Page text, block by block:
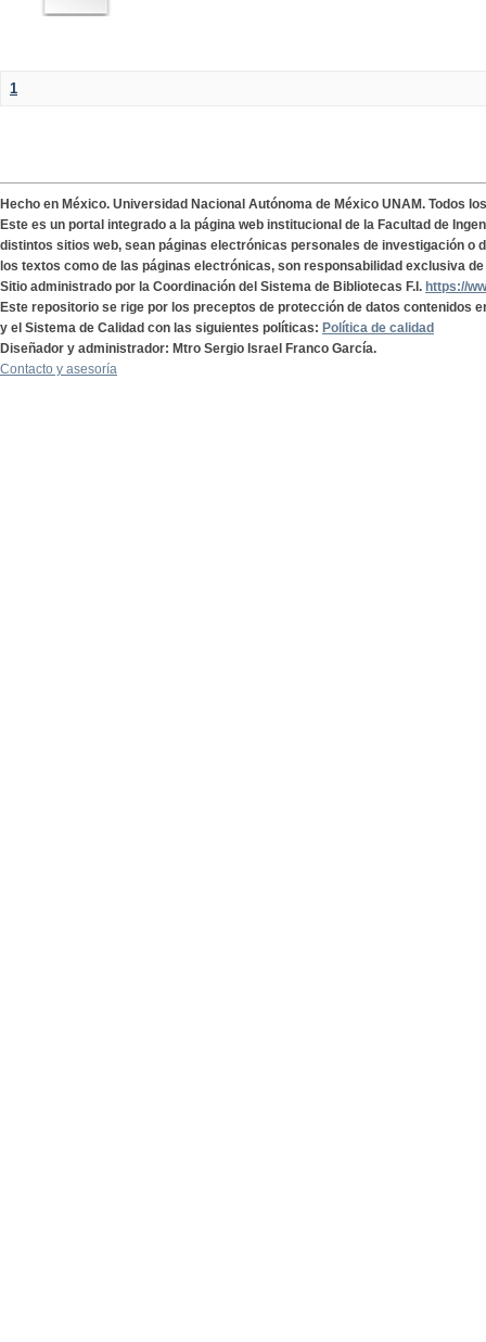
1
Hecho en México. Universidad Nacional Autónoma de México UNAM. Todos
Este es un portal integrado a la página web institucional de la Facultad de
distintos sitios web, sean páginas electrónicas personales de investigación o
los textos como de las páginas electrónicas, son responsabilidad exclusiva
Sitio administrado por la Coordinación del Sistema de Bibliotecas F.I. https://
Este repositorio se rige por los preceptos de protección de datos contenidos
y el Sistema de Calidad con las siguientes políticas: Política de calidad
Diseñador y administrador: Mtro Sergio Israel Franco García.
Contacto y asesoría